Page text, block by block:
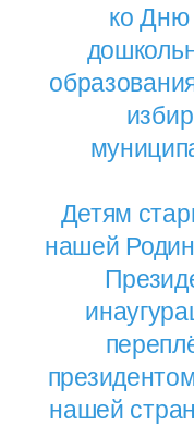
ко Дню
Детям
нашей
нашей